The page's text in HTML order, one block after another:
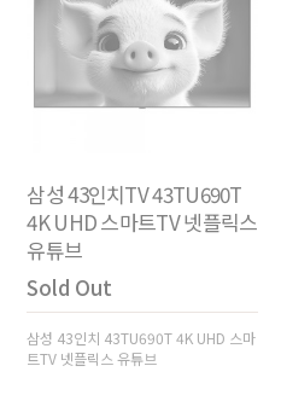
삼성 43인치TV 43TU690T
4K UHD 스마트TV 넷플릭스
유튜브
Sold Out
삼성 43인치 43TU690T 4K UHD 스마
트TV 넷플릭스 유튜브